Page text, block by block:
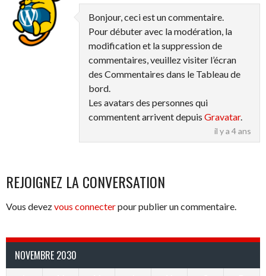
il y a 4 ans
Bonjour, ceci est un commentaire.
Pour débuter avec la modération, la
modification et la suppression de
commentaires, veuillez visiter l’écran
des Commentaires dans le Tableau de
bord.
Les avatars des personnes qui
commentent arrivent depuisGravatar.
REJOIGNEZ LA CONVERSATION
Vous devezvous connecterpour publier un commentaire.
NOVEMBRE 2030